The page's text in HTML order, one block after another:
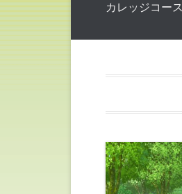
カレッジコース